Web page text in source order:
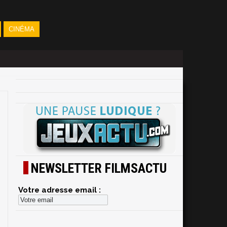
CINÉMA
NEWSLETTER FILMSACTU
Votre adresse email :